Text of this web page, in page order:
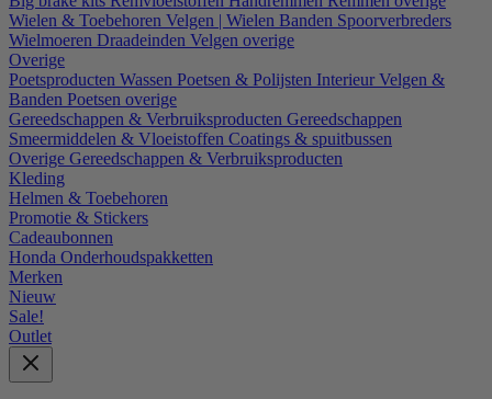
Wielen & Toebehoren Velgen | Wielen Banden Spoorverbreders
Wielmoeren Draadeinden Velgen overige
Overige
Poetsproducten Wassen Poetsen & Polijsten Interieur Velgen &
Banden Poetsen overige
Gereedschappen & Verbruiksproducten Gereedschappen
Smeermiddelen & Vloeistoffen Coatings & spuitbussen
Overige Gereedschappen & Verbruiksproducten
Kleding
Helmen & Toebehoren
Promotie & Stickers
Cadeaubonnen
Honda Onderhoudspakketten
Merken
Nieuw
Sale!
Outlet